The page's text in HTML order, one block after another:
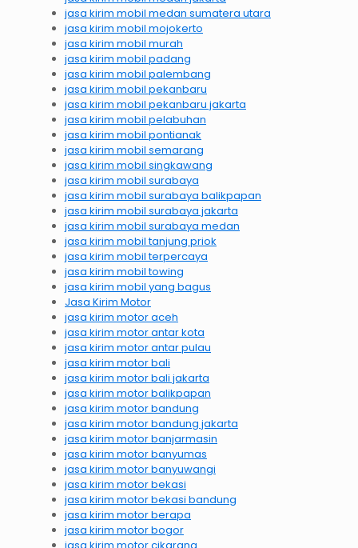
jasa kirim mobil medan sumatera utara
jasa kirim mobil mojokerto
jasa kirim mobil murah
jasa kirim mobil padang
jasa kirim mobil palembang
jasa kirim mobil pekanbaru
jasa kirim mobil pekanbaru jakarta
jasa kirim mobil pelabuhan
jasa kirim mobil pontianak
jasa kirim mobil semarang
jasa kirim mobil singkawang
jasa kirim mobil surabaya
jasa kirim mobil surabaya balikpapan
jasa kirim mobil surabaya jakarta
jasa kirim mobil surabaya medan
jasa kirim mobil tanjung priok
jasa kirim mobil terpercaya
jasa kirim mobil towing
jasa kirim mobil yang bagus
Jasa Kirim Motor
jasa kirim motor aceh
jasa kirim motor antar kota
jasa kirim motor antar pulau
jasa kirim motor bali
jasa kirim motor bali jakarta
jasa kirim motor balikpapan
jasa kirim motor bandung
jasa kirim motor bandung jakarta
jasa kirim motor banjarmasin
jasa kirim motor banyumas
jasa kirim motor banyuwangi
jasa kirim motor bekasi
jasa kirim motor bekasi bandung
jasa kirim motor berapa
jasa kirim motor bogor